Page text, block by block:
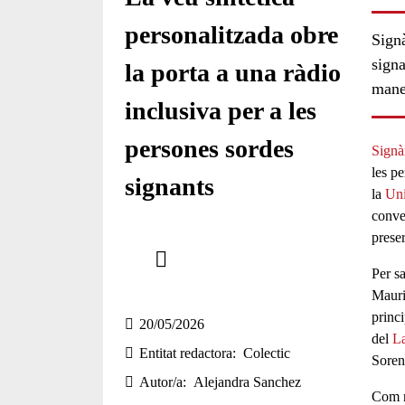
personalitzada obre
la porta a una ràdio
inclusiva per a les
persones sordes
signants
20/05/2026
Entitat redactora
Colectic
Autor/a
Alejandra Sanchez
les
la
Per
Mauri
del
Com